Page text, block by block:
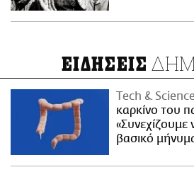
ΕΙΔΗΣΕΙΣ
Τech &
καρκίνο του
βασικό